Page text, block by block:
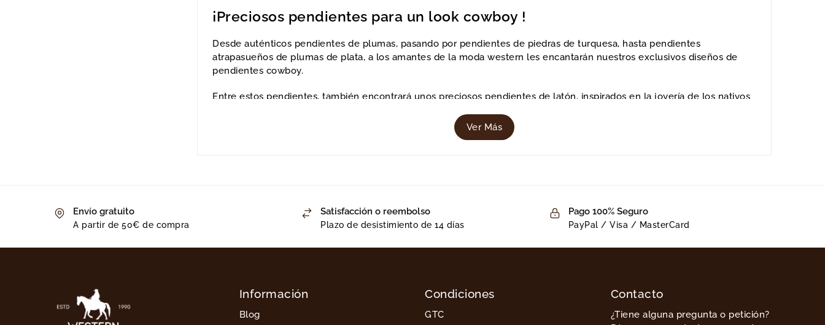
¡Preciosos pendientes para un look cowboy !
Desde auténticos pendientes de plumas, pasando por pendientes de piedras de turquesa, hasta pendientes
atrapasueños de plumas de plata, a los amantes de la moda western les encantarán nuestros exclusivos diseños de
pendientes cowboy.
Entre estos pendientes, también encontrará unos preciosos pendientes de latón, inspirados en la joyería de los nativos
Ver Más
Envío gratuito
A partir de 50€ de compra
Satisfacción o reembolso
Plazo de desistimiento de 14 días
Pago 100% Seguro
PayPal / Visa / MasterCard
Información
Blog
Condiciones
GTC
Contacto
¿Tiene alguna pregunta o petición?